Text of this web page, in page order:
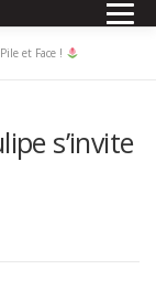
BLOG
et Face !
s’invite